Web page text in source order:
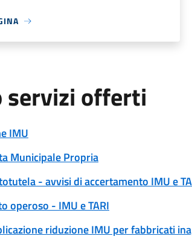
servizi offerti
IMU
Municipale Propria
- avvisi di accertamento IMU e
operoso - IMU e TARI
riduzione IMU per fabbricati